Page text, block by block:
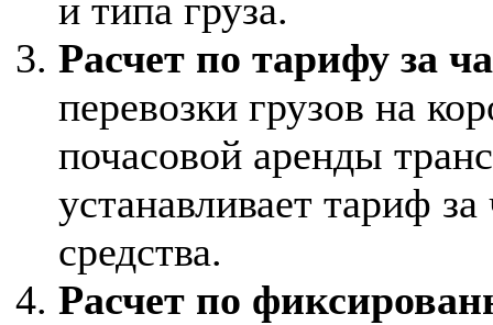
и типа груза.
Расчет по тарифу за
перевозки грузов на
почасовой аренды
устанавливает тариф
средства.
Расчет по